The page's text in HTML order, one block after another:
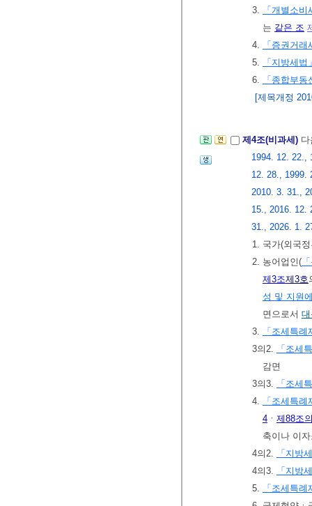
3.
「개별소비
는 같은 조
4.
「증권거래
5.
「지방세법
6.
「종합부
[제목개정
제4조(비과세)
1994. 12. 22.,
12. 28., 1999.
2010. 3. 31.,
15., 2016. 12.
31., 2026. 1.
1. 국가(외국
2. 농어업인(
제3조제3호
성 및 지원
면으로서
3.
「조세특
3의2.
「조세
감면
3의3.
「조세
4.
「조세특
4 ㆍ 제88조
축이나 이
4의2.
「지방
4의3.
「지방
5.
「조세특